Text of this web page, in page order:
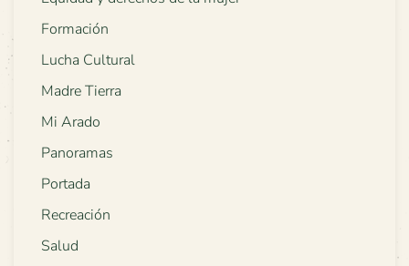
Formación
Lucha Cultural
Madre Tierra
Mi Arado
Panoramas
Portada
Recreación
Salud